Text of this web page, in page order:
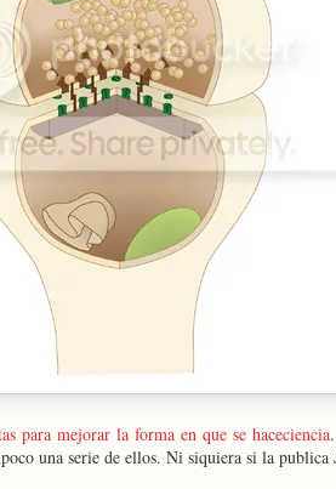
para mejorar la forma en que se haceciencia
una serie de ellos. Ni siquiera si la publica